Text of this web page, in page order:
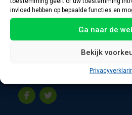
invloed hebben op bepaalde functies en
Ga naar de
Bekijk